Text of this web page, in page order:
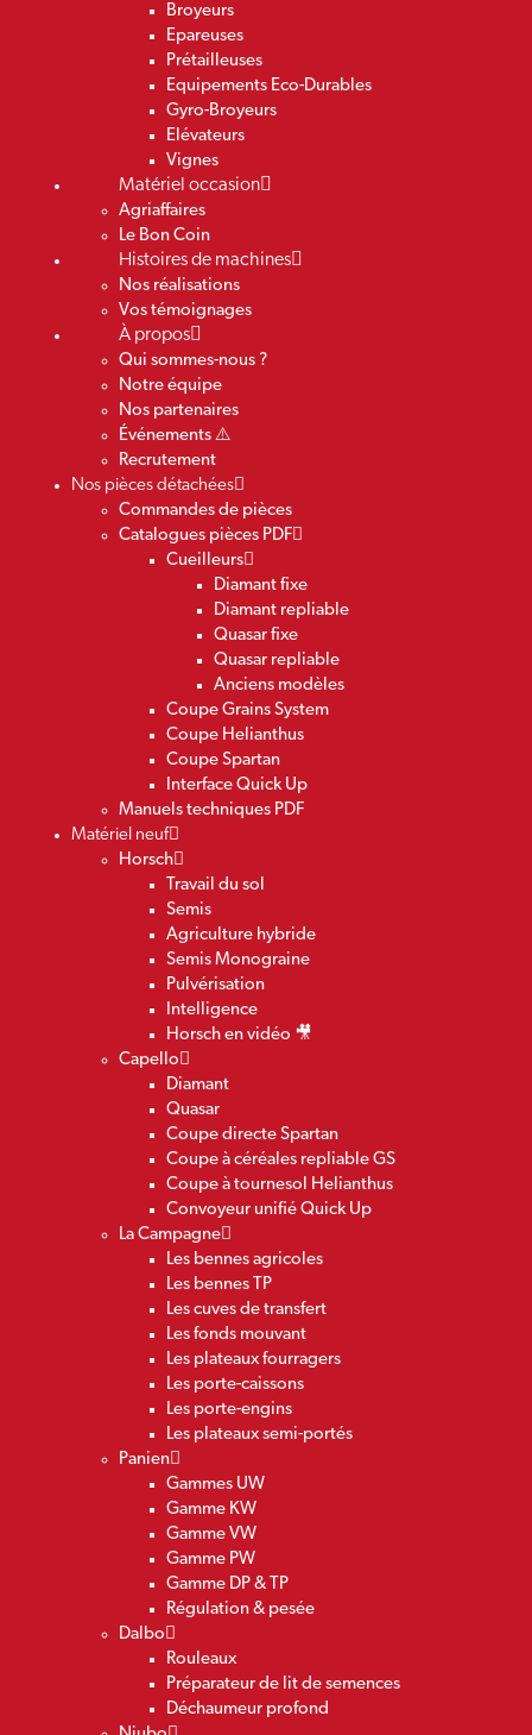
Broyeurs
Epareuses
Prétailleuses
Equipements Eco-Durables
Gyro-Broyeurs
Elévateurs
Vignes
Matériel occasion
Agriaffaires
Le Bon Coin
Histoires de machines
Nos réalisations
Vos témoignages
À propos
Qui sommes-nous ?
Notre équipe
Nos partenaires
Événements ⚠️
Recrutement
Nos pièces détachées
Commandes de pièces
Catalogues pièces PDF
Cueilleurs
Diamant fixe
Diamant repliable
Quasar fixe
Quasar repliable
Anciens modèles
Coupe Grains System
Coupe Helianthus
Coupe Spartan
Interface Quick Up
Manuels techniques PDF
Matériel neuf
Horsch
Travail du sol
Semis
Agriculture hybride
Semis Monograine
Pulvérisation
Intelligence
Horsch en vidéo 🎥
Capello
Diamant
Quasar
Coupe directe Spartan
Coupe à céréales repliable GS
Coupe à tournesol Helianthus
Convoyeur unifié Quick Up
La Campagne
Les bennes agricoles
Les bennes TP
Les cuves de transfert
Les fonds mouvant
Les plateaux fourragers
Les porte-caissons
Les porte-engins
Les plateaux semi-portés
Panien
Gammes UW
Gamme KW
Gamme VW
Gamme PW
Gamme DP & TP
Régulation & pesée
Dalbo
Rouleaux
Préparateur de lit de semences
Déchaumeur profond